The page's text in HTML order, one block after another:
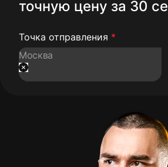
точную цену за 30
Точка отправления *